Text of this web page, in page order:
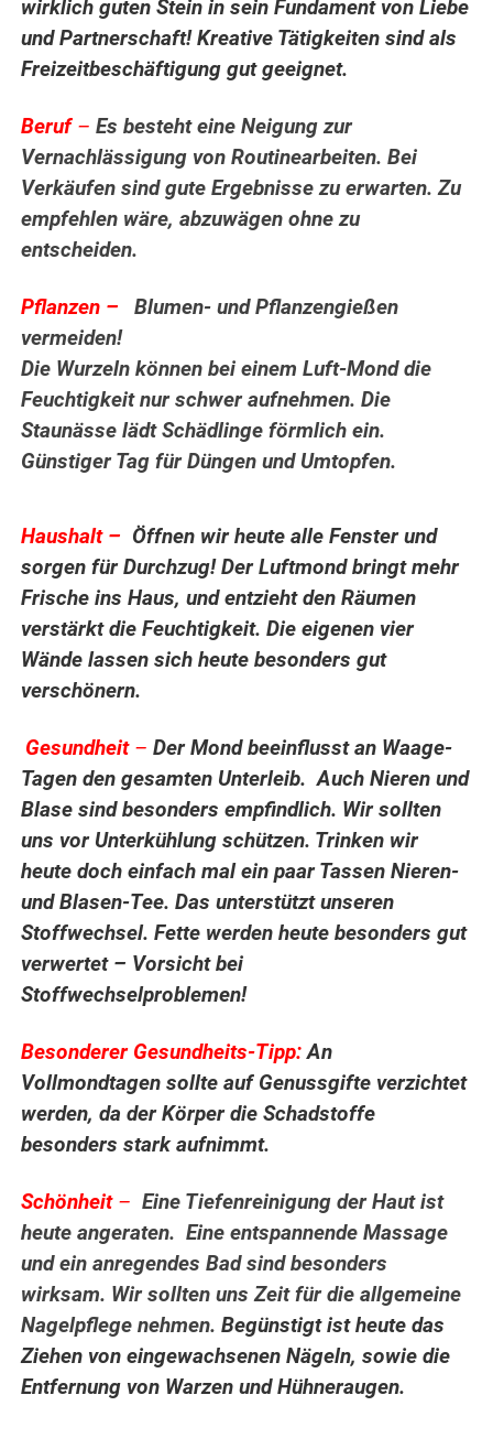
wirklich guten Stein in sein Fundament von Liebe
und Partnerschaft! Kreative Tätigkeiten sind als
Freizeitbeschäftigung gut geeignet.
Beruf–Es besteht eine Neigung zur
Vernachlässigung von Routinearbeiten. Bei
Verkäufen sind gute Ergebnisse zu erwarten. Zu
empfehlen wäre, abzuwägen ohne zu
entscheiden.
Pflanzen –
Blumen- und Pflanzengießen
vermeiden!
Die Wurzeln können bei einem Luft-Mond die
Feuchtigkeit nur schwer aufnehmen. Die
Staunässe lädt Schädlinge förmlich ein.
Günstiger Tag für Düngen und Umtopfen.
Haushalt – Öffnen wir heute alle Fenster und
sorgen für Durchzug! Der Luftmond bringt mehr
Frische ins Haus, und entzieht den Räumen
verstärkt die Feuchtigkeit. Die eigenen vier
Wände lassen sich heute besonders gut
verschönern.
Gesundheit –Der Mond beeinflusst an Waage-
Tagen den gesamten Unterleib. Auch Nieren und
Blase sind besonders empfindlich. Wir sollten
uns vor Unterkühlung schützen. Trinken wir
heute doch einfach mal ein paar Tassen Nieren-
und Blasen-Tee. Das unterstützt unseren
Stoffwechsel. Fette werden heute besonders gut
verwertet – Vorsicht bei
Stoffwechselproblemen!
Besonderer Gesundheits-Tipp:An
Vollmondtagen sollte auf Genussgifte verzichtet
werden, da der Körper die Schadstoffe
besonders stark aufnimmt.
Schönheit–Eine Tiefenreinigung der Haut ist
heute angeraten. Eine entspannende Massage
und ein anregendes Bad sind besonders
wirksam. Wir sollten uns Zeit für die allgemeine
Nagelpflege nehmen.Begünstigt ist heute das
Ziehen von eingewachsenen Nägeln, sowie die
Entfernung von Warzen und Hühneraugen.